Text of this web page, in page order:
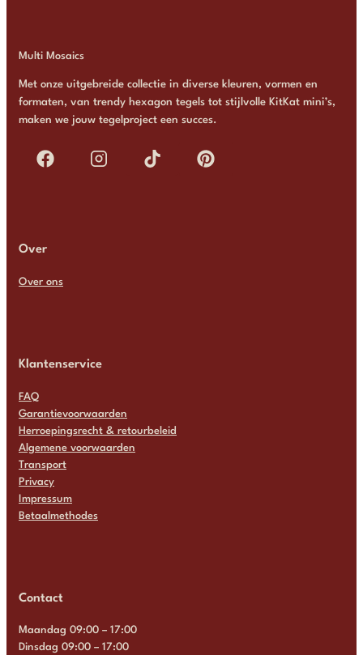
Multi Mosaics
Met onze uitgebreide collectie in diverse kleuren, vormen en
formaten, van trendy hexagon tegels tot stijlvolle KitKat mini’s,
maken we jouw tegelproject een succes.
Over
Over ons
Klantenservice
FAQ
Garantievoorwaarden
Herroepingsrecht & retourbeleid
Algemene voorwaarden
Transport
Privacy
Impressum
Betaalmethodes
Contact
Maandag 09:00 – 17:00
Dinsdag 09:00 – 17:00